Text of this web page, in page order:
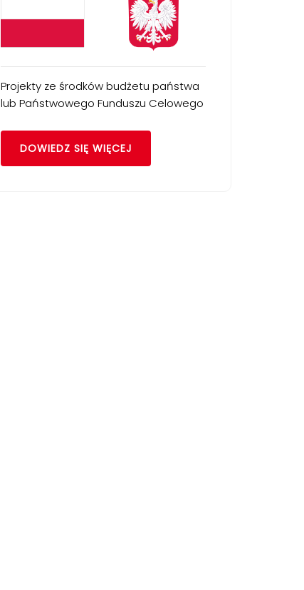
Projekty ze środków budżetu państwa
lub Państwowego Funduszu Celowego
DOWIEDZ SIĘ WIĘCEJ